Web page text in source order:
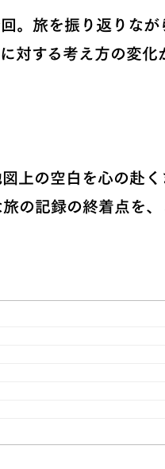
。旅を振り返りな
対する考え方の変化
上の空白を心の赴
の記録の終着点を